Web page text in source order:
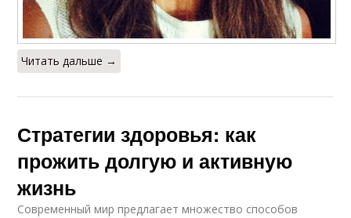
Читать дальше →
Стратегии здоровья: как
прожить долгую и активную
жизнь
Современный мир предлагает множество способов